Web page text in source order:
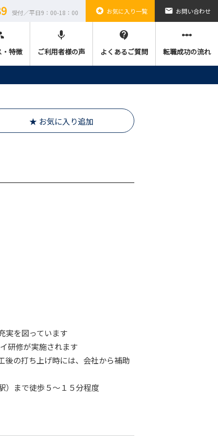
受付／平日9：00-18：00 stars お気に入り一覧 email お問い合わせ
・特徴
mic
ご利用者様の声
contact_support
よくあるご質問
linear_scale
転職成功の流れ
★ お気に入り追加
実を図っています
研修が実施されます
の打ち上げ時には、会社から補助
）まで徒歩５～１５分程度